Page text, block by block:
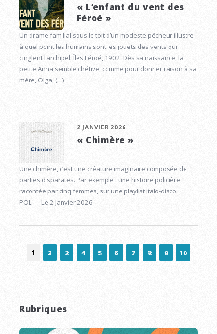
« L’enfant du vent des
Féroé »
Un drame familial sous le toit d’un modeste pêcheur illustre
à quel point les humains sont les jouets des vents qui
cinglent l’archipel. Îles Féroé, 1902. Dès sa naissance, la
petite Anna semble chétive, comme pour donner raison à sa
mère, Olga, (…)
2 JANVIER 2026
« Chimère »
Une chimère, c’est une créature imaginaire composée de
parties disparates. Par exemple : une histoire policière
racontée par cinq femmes, sur une playlist italo-disco.
POL — Le 2 Janvier 2026
1 2 3 4 5 6 7 8 9 10
Rubriques